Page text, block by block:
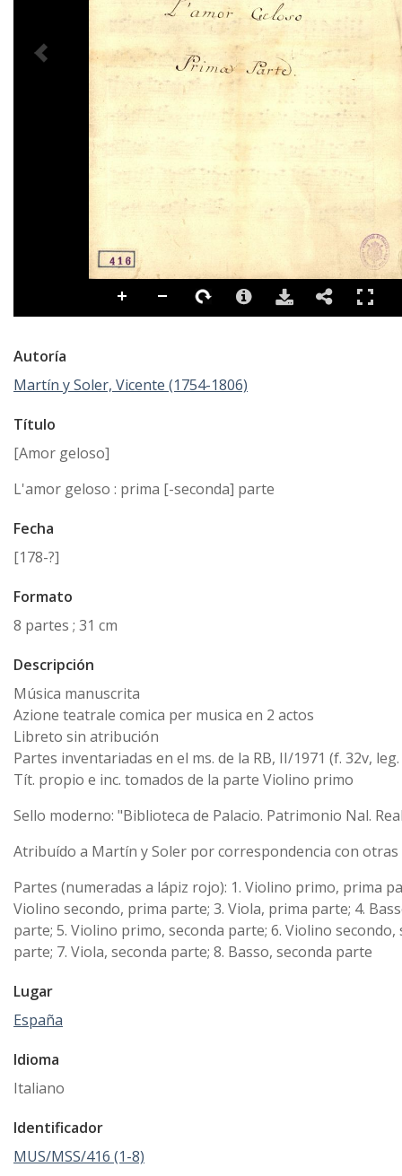
PREVIOUS IMAGE
Autoría
Martín y Soler, Vicente (1754-1806)
Título
[Amor geloso]
L'amor geloso : prima [-seconda] parte
Fecha
[178-?]
Formato
8 partes ; 31 cm
Descripción
Música manuscrita
Azione teatrale comica per musica en 2 actos
Libreto sin atribución
Partes inventariadas en el ms. de la RB, II/1971 (f. 32v,
Tít. propio e inc. tomados de la parte Violino primo
Sello moderno: "Biblioteca de Palacio. Patrimonio Nal.
Atribuído a Martín y Soler por correspondencia con
Partes (numeradas a lápiz rojo): 1. Violino primo, prima
Violino secondo, prima parte; 3. Viola, prima parte; 4.
parte; 5. Violino primo, seconda parte; 6. Violino secondo,
parte; 7. Viola, seconda parte; 8. Basso, seconda parte
Lugar
España
Idioma
Italiano
Identificador
MUS/MSS/416 (1-8)